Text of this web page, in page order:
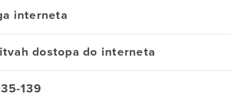
interneta
dostopa do interneta
139